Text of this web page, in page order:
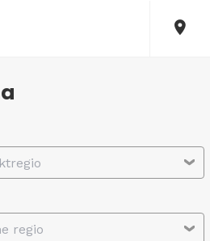
regio